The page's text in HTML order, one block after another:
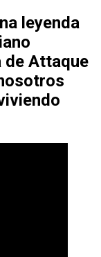
leyenda
de Attaque